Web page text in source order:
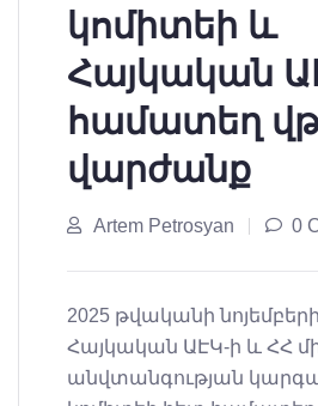
կոմիտեի և
Հայկական
համատեղ
վարժանք
Artem Petrosyan 0
2025 թվականի
Հայկական ԱԷԿ-ի և ՀՀ
անվտանգության